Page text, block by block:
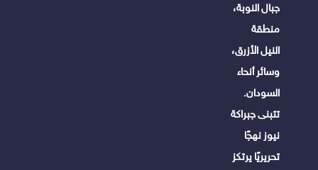
جبال النوبة،
منطقة
النيل الأزرق،
وسائر أنحاء
السودان.
تتبنى جبراكة
نيوز نهجًا
تحريريًا يرتكز